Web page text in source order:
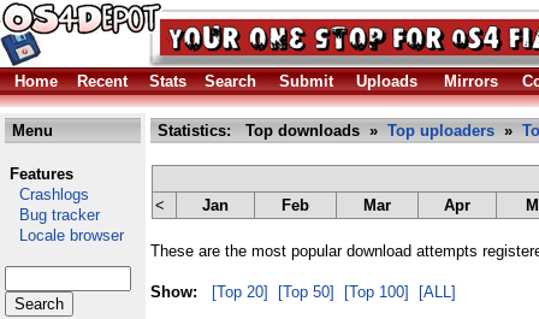
Home Recent Stats Search Submit Uploads Mirrors
Menu
Features
Crashlogs
Bug tracker
Locale browser
Statistics: Top downloads » Top uploaders »
< Jan Feb Mar Apr
These are the most popular download attempts
Show: [Top 20] [Top 50] [Top 100] [ALL]